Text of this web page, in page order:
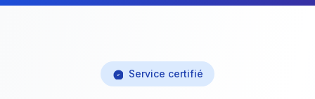
Service certifié